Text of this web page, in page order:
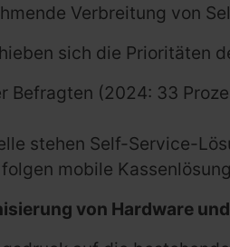
Verbreitung von
sich die Prioritäten
Befragten (2024: 33
stehen Self-Service-
mobile
von Hardware